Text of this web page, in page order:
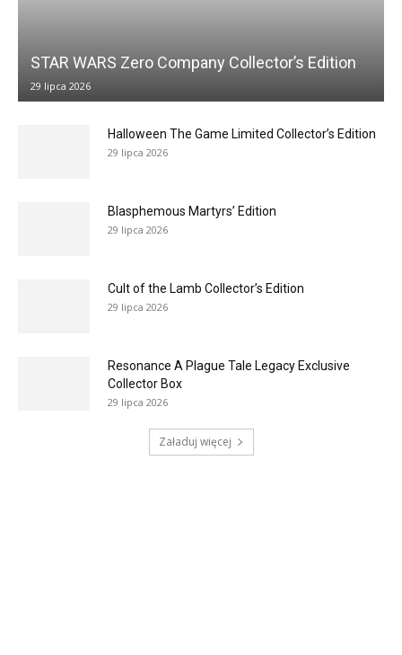
STAR WARS Zero Company Collector’s Edition
29 lipca 2026
Halloween The Game Limited Collector’s Edition
29 lipca 2026
Blasphemous Martyrs’ Edition
29 lipca 2026
Cult of the Lamb Collector’s Edition
29 lipca 2026
Resonance A Plague Tale Legacy Exclusive
Collector Box
29 lipca 2026
Załaduj więcej